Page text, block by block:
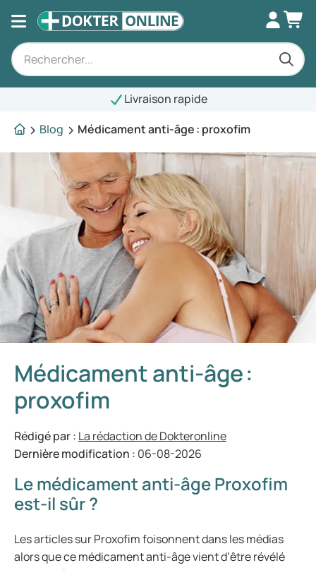
Livraison rapide
Blog
Médicament anti-âge : proxofim
Médicament anti-âge :
proxofim
Rédigé par : La rédaction de Dokteronline
Dernière modification : 06-08-2026
Le médicament anti-âge Proxofim
est-il sûr ?
Les articles sur Proxofim foisonnent dans les médias
alors que ce médicament anti-âge vient d’être révélé